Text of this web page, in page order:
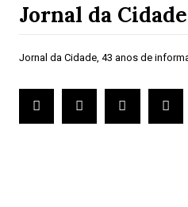
Jornal da Cidade
Jornal da Cidade, 43 anos de